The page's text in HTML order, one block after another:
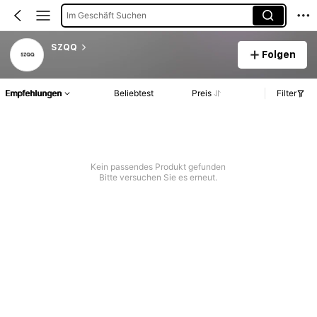
Im Geschäft Suchen
SZQQ
Folgen
Empfehlungen Beliebtest Preis Filter
Kein passendes Produkt gefunden
Bitte versuchen Sie es erneut.